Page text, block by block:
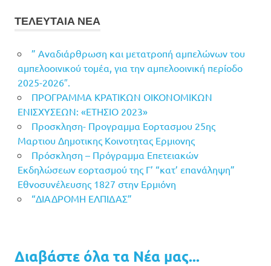
ΤΕΛΕΥΤΑΙΑ ΝΕΑ
” Αναδιάρθρωση και μετατροπή αμπελώνων του
αμπελοοινικού τομέα, για την αμπελοοινική περίοδο
2025-2026″.
ΠΡΟΓΡΑΜΜΑ ΚΡΑΤΙΚΩΝ ΟΙΚΟΝΟΜΙΚΩΝ
ΕΝΙΣΧΥΣΕΩΝ: «ΕΤΗΣΙΟ 2023»
Προσκληση- Προγραμμα Εορτασμου 25ης
Μαρτιου Δημοτικης Κοινοτητας Ερμιονης
Πρόσκληση – Πρόγραμμα Επετειακών
Εκδηλώσεων εορτασμού της Γ’ “κατ’ επανάληψη”
Εθνοσυνέλευσης 1827 στην Ερμιόνη
“ΔΙΑΔΡΟΜΗ ΕΛΠΙΔΑΣ”
Διαβάστε όλα τα Νέα μας...